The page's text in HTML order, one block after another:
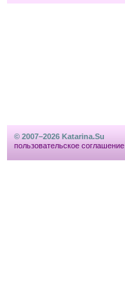
© 2007–2026 Katarina.Su
пользовательское соглашение